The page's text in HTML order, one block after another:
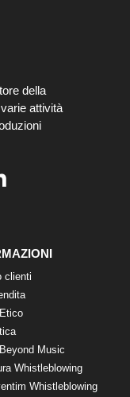
della
attività
clienti
Music
Whistleblowing
Whistleblowing